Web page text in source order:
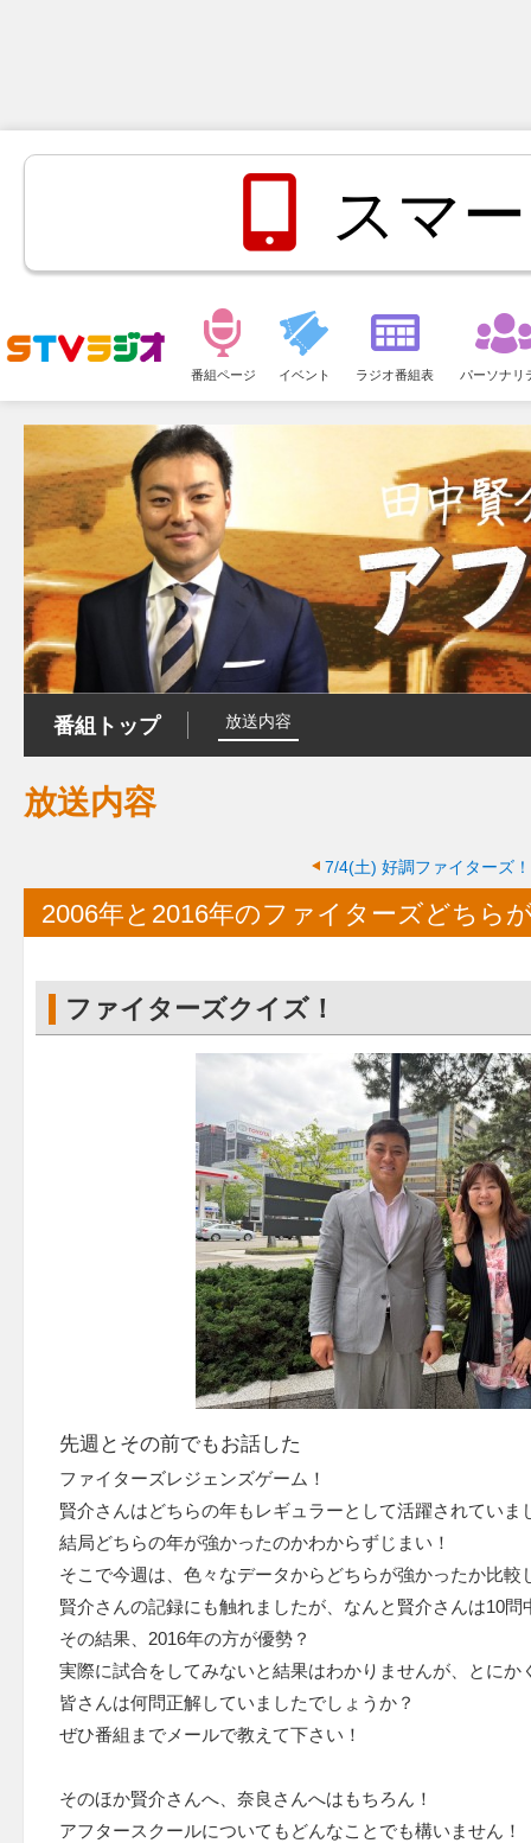
スマ
ュ
ー
番組ページ イベント ラジオ番組表 パーソナリ
番組トップ 放送内容
放送内容
7/4(土) 好調ファイターズ！
2006年と2016年のファイターズどちら
ファイターズクイズ！
先週とその前でもお話した
ファイターズレジェンズゲーム！
賢介さんはどちらの年もレギュラーとして活躍されていま
結局どちらの年が強かったのかわからずじまい！
そこで今週は、色々なデータからどちらが強かったか比較
賢介さんの記録にも触れましたが、なんと賢介さんは10問
その結果、2016年の方が優勢？
実際に試合をしてみないと結果はわかりませんが、とにか
皆さんは何問正解していましたでしょうか？
ぜひ番組までメールで教えて下さい！
そのほか賢介さんへ、奈良さんへはもちろん！
アフタースクールについてもどんなことでも構いません！